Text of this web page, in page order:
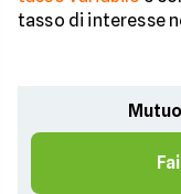
tasso di interesse